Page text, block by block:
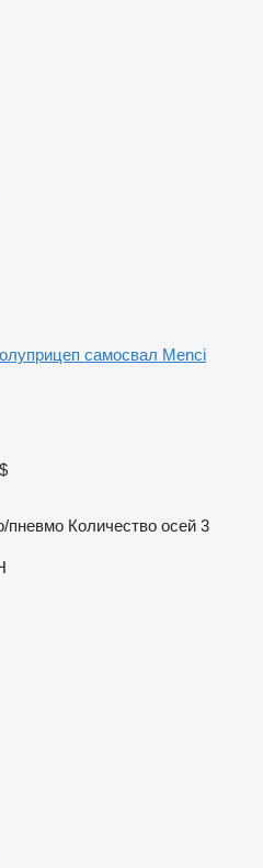
самосвал Menci
пневмо Количество осей 3